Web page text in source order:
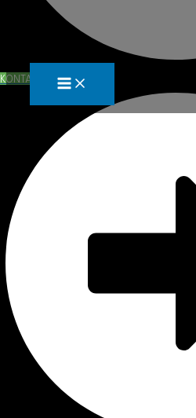
KONTAKTA OSS